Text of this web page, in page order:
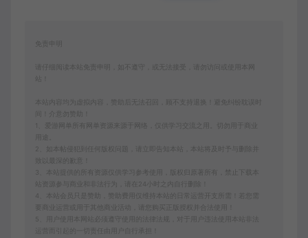
免责申明
请仔细阅读本站免责申明，如不遵守，或无法接受，请勿访问或使用本网
本站内容均为虚拟内容，赞助后无法召回，顾不支持退换！避免纠纷耽误时
间！介意勿赞助！
1、爱游网单所有网单资源来源于网络，仅供学习交流之用。切勿用于商业
2、如本帖侵犯到任何版权问题，请立即告知本站，本站将及时予与删除并
致以最深的歉意！
3、本站提供的所有资源仅供学习参考使用，版权归原著所有，禁止下载本
站资源参与商业和非法行为，请在24小时之内自行删除！
4、本站会员只是赞助，赞助费用仅维持本站的日常运营开支所需！若您需
要商业运营或用于其他商业活动，请您购买正版授权并合法使用！
5、用户使用本网站必须遵守使用的法律法规，对于用户违法使用本站非法